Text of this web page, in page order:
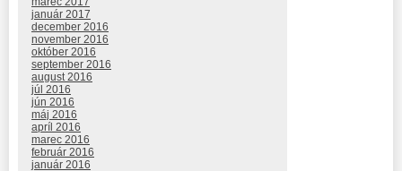
január 2017
december 2016
november 2016
október 2016
september 2016
august 2016
júl 2016
jún 2016
máj 2016
apríl 2016
marec 2016
február 2016
január 2016